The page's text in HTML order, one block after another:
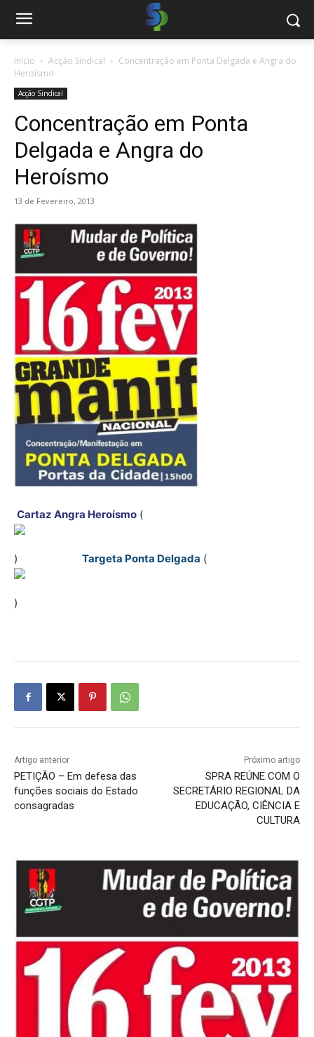
Início Acção Sindical
Concentração em Ponta Delgada e Angra do
Heroísmo
Acção Sindical
Concentração em Ponta
Delgada e Angra do
Heroísmo
13 de Fevereiro, 2013
Cartaz Angra Heroísmo (
) Targeta Ponta Delgada (
)
Artigo anterior
PETIÇÃO – Em defesa das
funções sociais do Estado
consagradas
Próximo artigo
SPRA REÚNE COM O
SECRETÁRIO REGIONAL DA
EDUCAÇÃO, CIÊNCIA E
CULTURA